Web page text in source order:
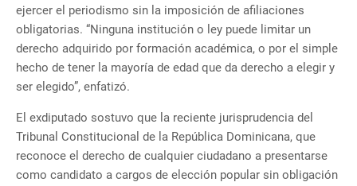
ejercer el periodismo sin la imposición de afiliaciones
obligatorias. “Ninguna institución o ley puede limitar un
derecho adquirido por formación académica, o por el simple
hecho de tener la mayoría de edad que da derecho a elegir y
ser elegido”, enfatizó.
El exdiputado sostuvo que la reciente jurisprudencia del
Tribunal Constitucional de la República Dominicana, que
reconoce el derecho de cualquier ciudadano a presentarse
como candidato a cargos de elección popular sin obligación